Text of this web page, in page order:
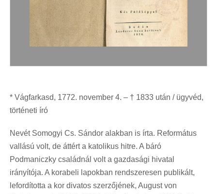
* Vágfarkasd, 1772. november 4. – † 1833 után / ügyvéd,
történeti író
Nevét Somogyi Cs. Sándor alakban is írta. Református
vallású volt, de áttért a katolikus hitre. A báró
Podmaniczky családnál volt a gazdasági hivatal
irányítója. A korabeli lapokban rendszeresen publikált,
lefordította a kor divatos szerzőjének, August von